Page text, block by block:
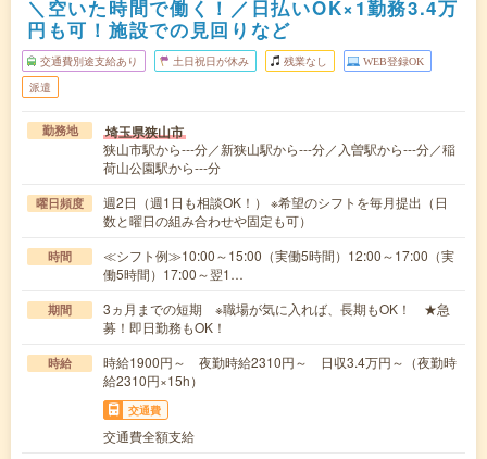
＼空いた時間で働く！／日払いOK×1勤務3.4万
円も可！施設での見回りなど
交通費別途支給あり 土日祝日が休み 残業なし WEB登録OK
派遣
勤務地 埼玉県狭山市
狭山市駅から---分／新狭山駅から---分／入曽駅から---分／稲
荷山公園駅から---分
曜日頻度
週2日（週1日も相談OK！） ※希望のシフトを毎月提出（日
数と曜日の組み合わせや固定も可）
時間
≪シフト例≫10:00～15:00（実働5時間）12:00～17:00（実
働5時間）17:00～翌1…
期間
3ヵ月までの短期 ※職場が気に入れば、長期もOK！ ★急
募！即日勤務もOK！
時給
時給1900円～ 夜勤時給2310円～ 日収3.4万円～（夜勤時
給2310円×15h）
交通費
交通費全額支給